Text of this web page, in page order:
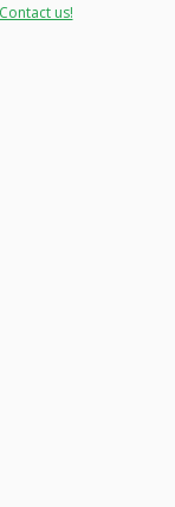
Contact us!